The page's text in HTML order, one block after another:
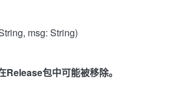
msg: String)
Release包中可能被移除。